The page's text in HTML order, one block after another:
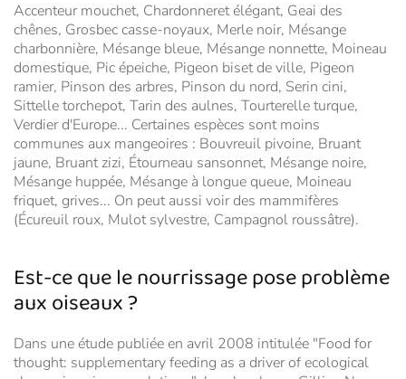
Accenteur mouchet, Chardonneret élégant, Geai des
chênes, Grosbec casse-noyaux, Merle noir, Mésange
charbonnière, Mésange bleue, Mésange nonnette, Moineau
domestique, Pic épeiche, Pigeon biset de ville, Pigeon
ramier, Pinson des arbres, Pinson du nord, Serin cini,
Sittelle torchepot, Tarin des aulnes, Tourterelle turque,
Verdier d'Europe... Certaines espèces sont moins
communes aux mangeoires : Bouvreuil pivoine, Bruant
jaune, Bruant zizi, Étourneau sansonnet, Mésange noire,
Mésange huppée, Mésange à longue queue, Moineau
friquet, grives... On peut aussi voir des mammifères
(Écureuil roux, Mulot sylvestre, Campagnol roussâtre).
Est-ce que le nourrissage pose problème
aux oiseaux ?
Dans une étude publiée en avril 2008 intitulée "Food for
thought: supplementary feeding as a driver of ecological